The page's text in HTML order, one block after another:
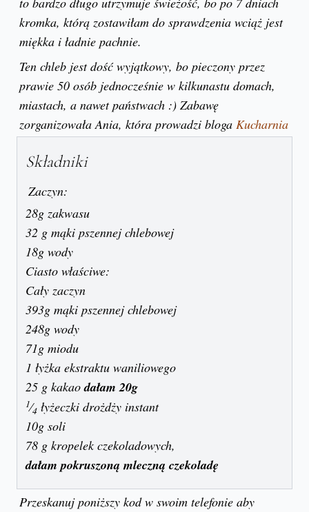
kromka, którą zostawiłam do sprawdzenia wciąż jest
miękka i ładnie pachnie.
Ten chleb jest dość wyjątkowy, bo pieczony przez
prawie 50 osób jednocześnie w kilkunastu domach,
miastach, a nawet państwach :) Zabawę
zorganizowała Ania, która prowadzi bloga Kucharnia
Składniki
Zaczyn:
28g zakwasu
32 g mąki pszennej chlebowej
18g wody
Ciasto właściwe:
Cały zaczyn
393g mąki pszennej chlebowej
248g wody
71g miodu
1 łyżka ekstraktu waniliowego
25 g kakaodałam 20g
1⁄4 łyżeczki drożdży instant
10g soli
78 g kropelek czekoladowych,
dałam pokruszoną mleczną czekoladę
Przeskanuj poniższy kod w swoim telefonie aby